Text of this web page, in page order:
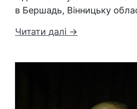
в Бершадь, Вінницьку
Читати далі →